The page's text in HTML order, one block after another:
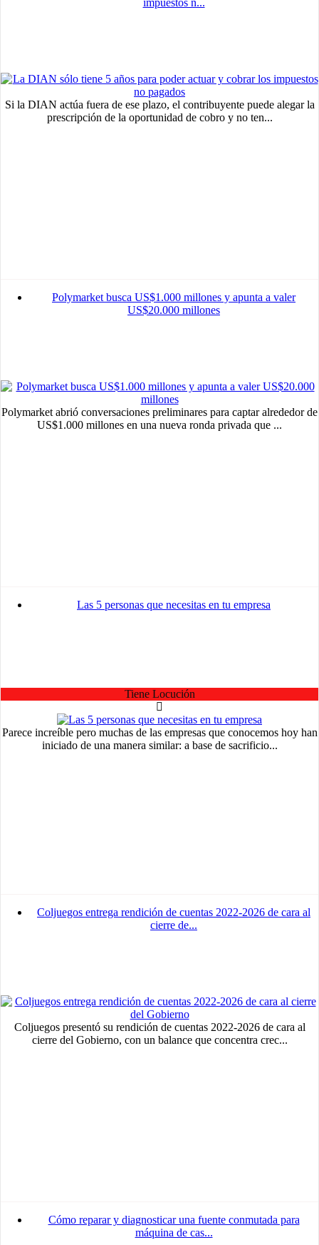
impuestos n...
Si la DIAN actúa fuera de ese plazo, el contribuyente puede alegar la
prescripción de la oportunidad de cobro y no ten...
Polymarket busca US$1.000 millones y apunta a valer
US$20.000 millones
Polymarket abrió conversaciones preliminares para captar alrededor de
US$1.000 millones en una nueva ronda privada que ...
Las 5 personas que necesitas en tu empresa
Tiene Locución
Parece increíble pero muchas de las empresas que conocemos hoy han
iniciado de una manera similar: a base de sacrificio...
Coljuegos entrega rendición de cuentas 2022-2026 de cara al
cierre de...
Coljuegos presentó su rendición de cuentas 2022-2026 de cara al
cierre del Gobierno, con un balance que concentra crec...
Cómo reparar y diagnosticar una fuente conmutada para
máquina de cas...